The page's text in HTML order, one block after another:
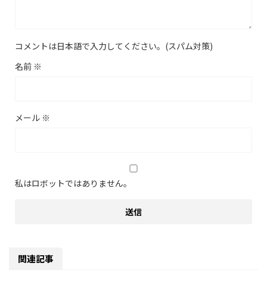
コメントは日本語で入力してください。(スパム対策)
名前 ※
メール ※
私はロボットではありません。
関連記事